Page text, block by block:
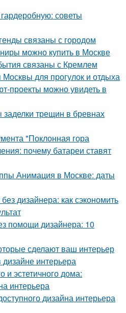
советы
связаны с городом
можно купить в Москве
связаны с Кремлем
для прогулок и отдыха
проекты можно увидеть в
трещин в бревнах
"Поклонная гора
почему батареи ставят
Анимация в Москве: даты
дизайнера: как сэкономить
помощи дизайнера: 10
сделают ваш интерьер
интерьера
и эстетичного дома:
интерьера
дизайна интерьера